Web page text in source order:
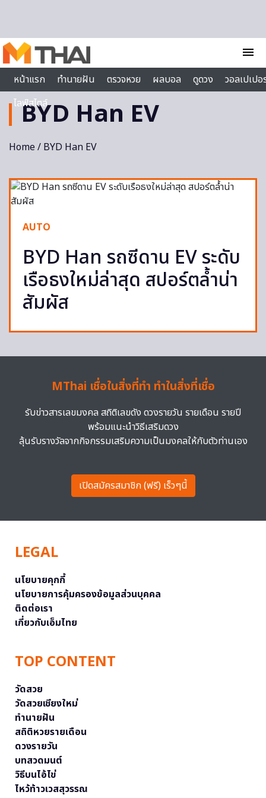
menu
หน้าแรก
ทำนายฝัน ตรวจหวย ผลบอล ดูดวง
วอลเปเป
ไลฟ์สไตล์
BYD Han EV
Home/ BYD Han EV
AUTO
BYD Han รถซีดาน EV ระดับ
เรือธงใหม่ล่าสุด สปอร์ตล้ำน่า
สัมผัส
MThai เชื่อในสิ่งที่ทำ ทำในสิ่งที่เชื่อ
รับข่าวสารเลขมงคล สถิติเลขดัง ดวงรายวัน รายเดือน รายปี
พร้อมแนะนำวิธีเสริมดวง
ลุ้นรับรางวัลจากกิจกรรมเสริมความเป็นมงคลให้กับตัวท่านเอง
เปิดสมัครสมาชิก (ฟรี) เร็วๆนี้
LEGAL
นโยบายคุกกี้
นโยบายการคุ้มครองข้อมูลส่วนบุคคล
ติดต่อเรา
เกี่ยวกับเอ็มไทย
TOP CONTENT
วัดสวย
วัดสวยเชียงใหม่
ทำนายฝัน
สถิติหวยรายเดือน
ดวงรายวัน
บทสวดมนต์
วิธีบนไอ้ไข่
ไหว้ท้าวเวสสุวรรณ